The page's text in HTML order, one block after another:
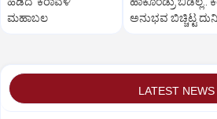
ಮಹಾಬಲ
ಅನುಭವ ಬಿಚ್ಚಿಟ್ಟ
LATEST NEWS